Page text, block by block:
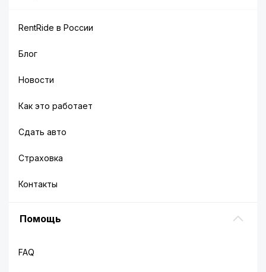
RentRide в России
Блог
Новости
Как это работает
Сдать авто
Страховка
Контакты
Помощь
FAQ